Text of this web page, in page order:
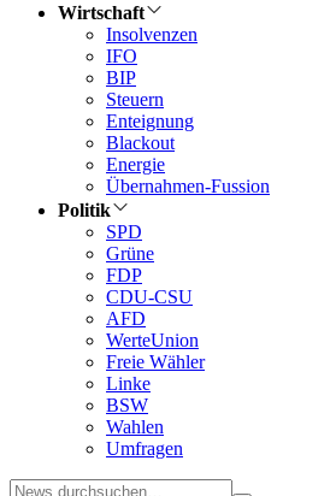
Wirtschaft
Insolvenzen
IFO
BIP
Steuern
Enteignung
Blackout
Energie
Übernahmen-Fussion
Politik
SPD
Grüne
FDP
CDU-CSU
AFD
WerteUnion
Freie Wähler
Linke
BSW
Wahlen
Umfragen